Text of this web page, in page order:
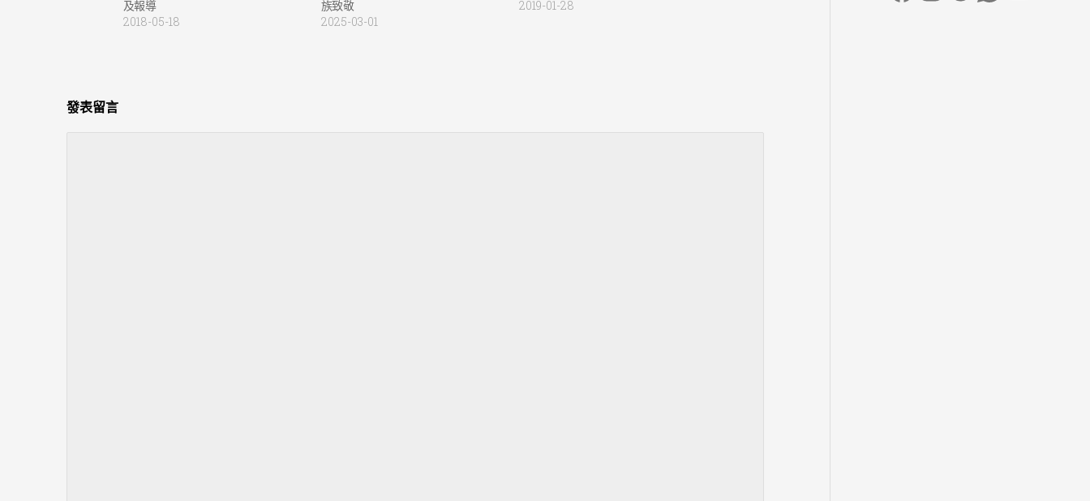
及報導
2018-05-18
族致敬
2025-03-01
2019-01-28
發表留言